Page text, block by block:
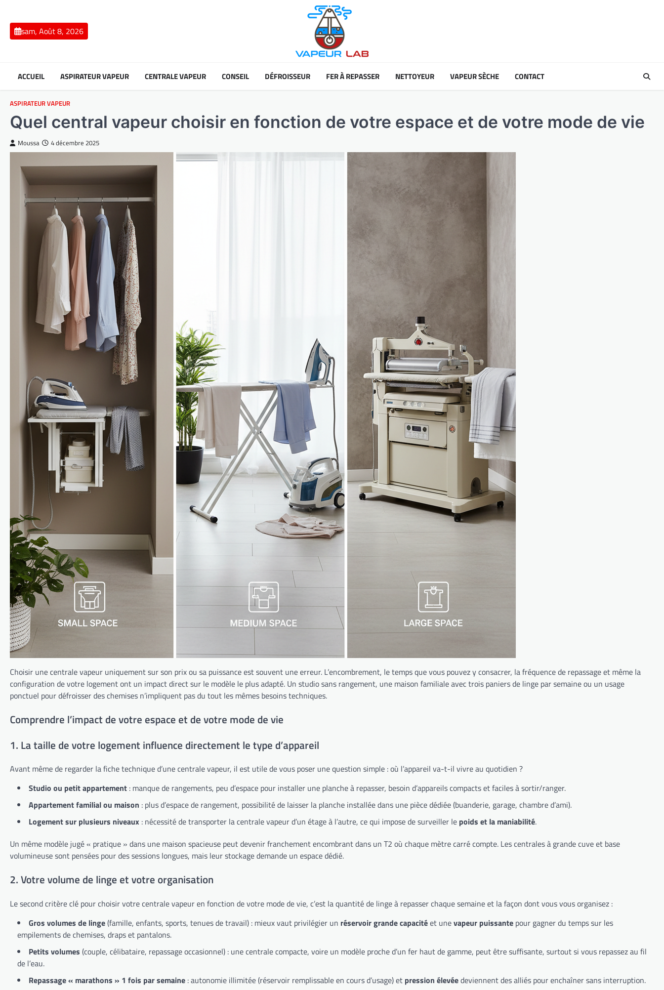
contentsam, Août 8, 2026
ACCUEIL ASPIRATEUR VAPEUR CENTRALE VAPEUR CONSEIL DÉFROISSEUR FER À REPASSER NETTOYEUR VAPEUR SÈCHE CONTACT
ASPIRATEUR VAPEUR
Quel central vapeur choisir en fonction de votre espace et de votre mode de vie
Moussa 4 décembre 2025
Choisir une centrale vapeur uniquement sur son prix ou sa puissance est souvent une erreur. L’encombrement, le temps que vous pouvez y consacrer, la fréquence de repassage et même la
configuration de votre logement ont un impact direct sur le modèle le plus adapté. Un studio sans rangement, une maison familiale avec trois paniers de linge par semaine ou un usage
ponctuel pour défroisser des chemises n’impliquent pas du tout les mêmes besoins techniques.
Comprendre l’impact de votre espace et de votre mode de vie
1. La taille de votre logement influence directement le type d’appareil
Avant même de regarder la fiche technique d’une centrale vapeur, il est utile de vous poser une question simple : où l’appareil va-t-il vivre au quotidien ?
Studio ou petit appartement : manque de rangements, peu d’espace pour installer une planche à repasser, besoin d’appareils compacts et faciles à sortir/ranger.
Appartement familial ou maison : plus d’espace de rangement, possibilité de laisser la planche installée dans une pièce dédiée (buanderie, garage, chambre d’ami).
Logement sur plusieurs niveaux : nécessité de transporter la centrale vapeur d’un étage à l’autre, ce qui impose de surveiller le poids et la maniabilité.
Un même modèle jugé « pratique » dans une maison spacieuse peut devenir franchement encombrant dans un T2 où chaque mètre carré compte. Les centrales à grande cuve et base
volumineuse sont pensées pour des sessions longues, mais leur stockage demande un espace dédié.
2. Votre volume de linge et votre organisation
Le second critère clé pour choisir votre centrale vapeur en fonction de votre mode de vie, c’est la quantité de linge à repasser chaque semaine et la façon dont vous vous organisez :
Gros volumes de linge(famille, enfants, sports, tenues de travail) : mieux vaut privilégier un réservoir grande capacitéet unevapeur puissante pour gagner du temps sur les
empilements de chemises, draps et pantalons.
Petits volumes (couple, célibataire, repassage occasionnel) : une centrale compacte, voire un modèle proche d’un fer haut de gamme, peut être suffisante, surtout si vous repassez au fil
de l’eau.
Repassage « marathons » 1 fois par semaine : autonomie illimitée (réservoir remplissable en cours d’usage) et pression élevéedeviennent des alliés pour enchaîner sans interruption.